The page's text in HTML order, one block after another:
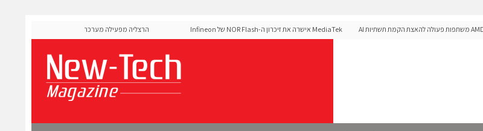
MediaTek אישרה את זיכרון ה-NOR Flash של Infineon
הרצליה מפעילה מערכת AI לניהול אדפטיבי של רמזורים